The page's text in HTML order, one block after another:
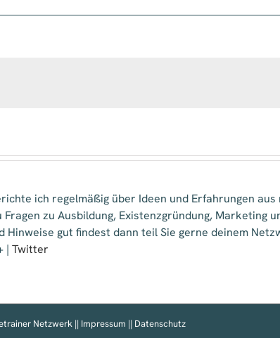
ich regelmäßig über Ideen und Erfahrungen aus
zu Ausbildung, Existenzgründung, Marketing
Hinweise gut findest dann teil Sie gerne deinem
| Twitter
Netzwerk || Impressum || Datenschutz